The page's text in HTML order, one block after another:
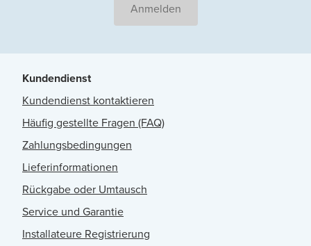
Anmelden
Kundendienst
Kundendienst kontaktieren
Häufig gestellte Fragen (FAQ)
Zahlungsbedingungen
Lieferinformationen
Rückgabe oder Umtausch
Service und Garantie
Installateure Registrierung